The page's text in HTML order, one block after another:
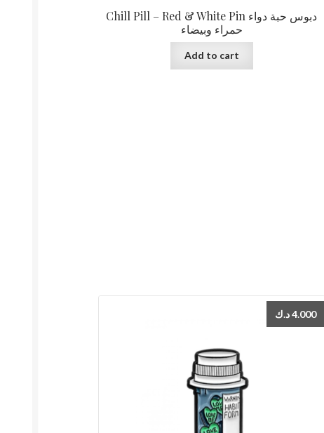
Chill Pill – Red & White Pin دبوس حبة دواء
حمراء وبيضاء
Add to cart
4.000د.ك